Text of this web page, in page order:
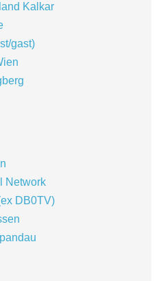
Kalkar
gast)
Network
DB0TV)